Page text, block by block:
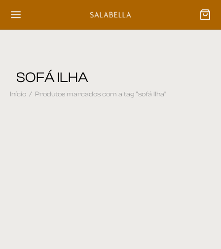
SOFÁ ILHA
Início / Produtos marcados com a tag “sofá Ilha”